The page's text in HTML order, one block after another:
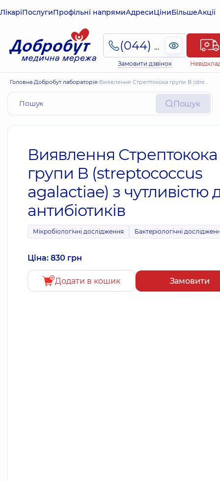
ЛікаріПослугиПрофільні напрямиАдресиЦіниБільшеАкції
(044) 495-2-888
Замовити дзвінок
Головна Добробут лабораторія Виявлення Стрептокока групи В (streptococcus agalactiae) з чутливістю до антибіотиків
Пошук
Виявлення Стрептокока
групи В (streptococcus
agalactiae) з чутливістю
антибіотиків
Мікробіологічні дослідження Бактеріологічні
Ціна: 830 грн
Додати в кошик Замовити